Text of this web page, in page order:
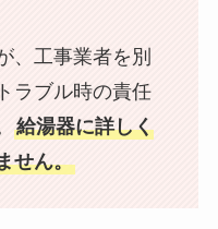
、工事業者を別
ラブル時の責任
給湯器に詳しく
せん。